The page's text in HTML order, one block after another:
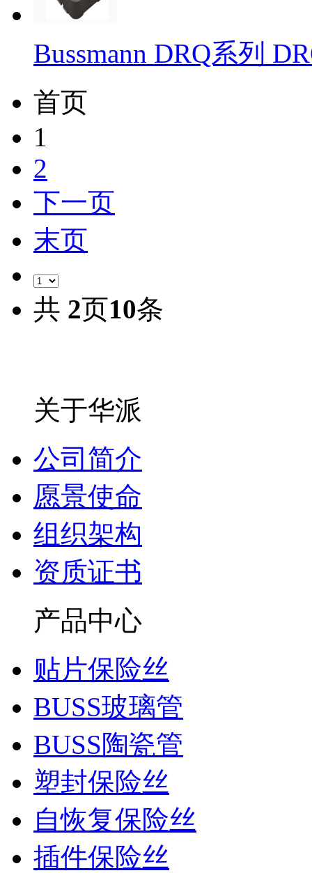
Bussmann DRQ系列
首页
1
2
下一页
末页
共 2页10条
关于华派
公司简介
愿景使命
组织架构
资质证书
产品中心
贴片保险丝
BUSS玻璃管
BUSS陶瓷管
塑封保险丝
自恢复保险丝
插件保险丝